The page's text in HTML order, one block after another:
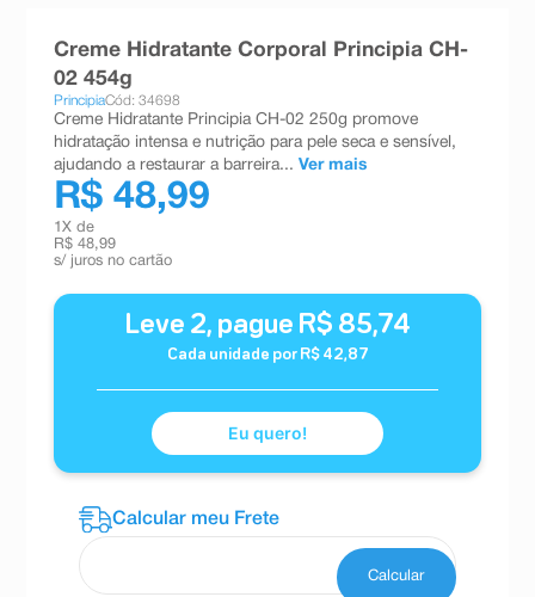
esmalte
10ºabsorvente
Creme Hidratante Corporal Principia CH-
02 454g
PrincipiaCód: 34698
Creme Hidratante Principia CH-02 250g promove
hidratação intensa e nutrição para pele seca e sensível,
ajudando a restaurar a barreira... Ver mais
R$ 48,99
1 X de
R$ 48,99
s/ juros no cartão
Leve 2, pague R$ 85,74
Cada unidade por R$ 42,87
Eu quero!